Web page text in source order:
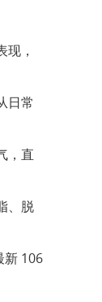
，
日常
，直
、脱
新 106